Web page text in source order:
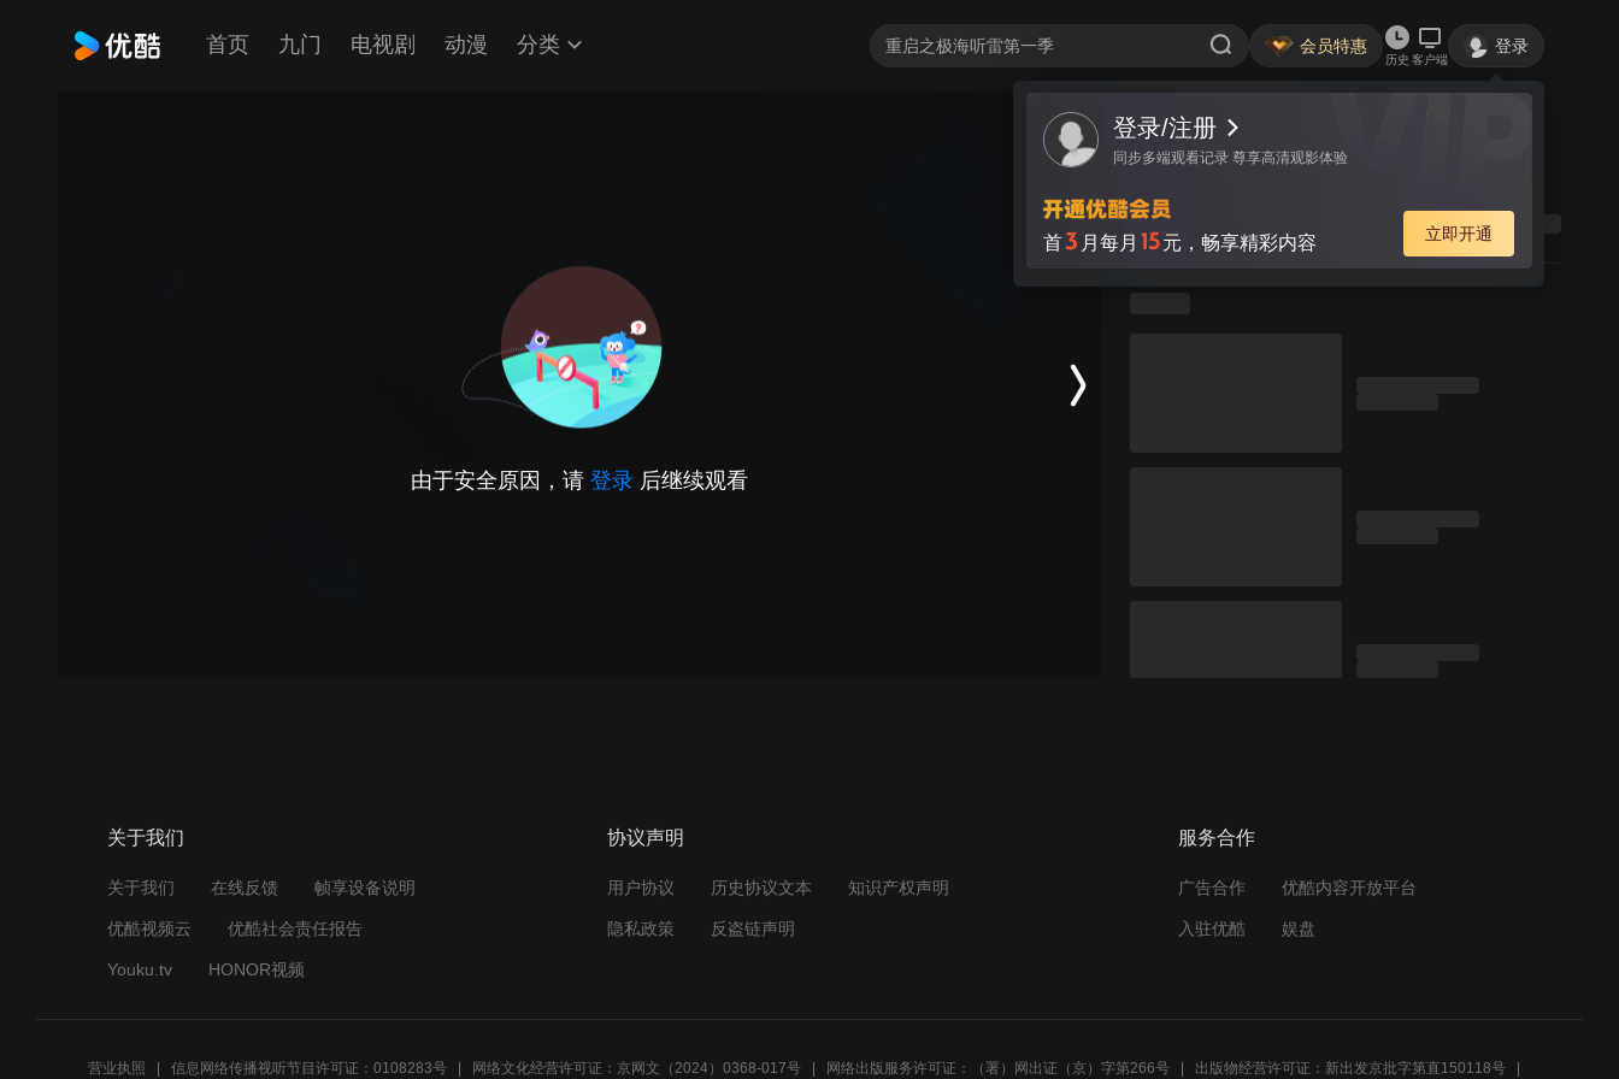
首页 九门 电视剧 动漫 分类 会员特惠
历史 客户端
登录
登录/注册
同步多端观看记录 尊享高清观影体验
首3 月每月 15元，畅享精彩内容 立即开通
由于安全原因，请 登录 后继续观看
关于我们
关于我们 在线反馈 帧享设备说明
优酷视频云 优酷社会责任报告
Youku.tv HONOR视频
协议声明
用户协议 历史协议文本 知识产权声明
隐私政策 反盗链声明
服务合作
广告合作 优酷内容开放平台
入驻优酷 娱盘
营业执照 信息网络传播视听节目许可证：0108283号 网络文化经营许可证：京网文（2024）0368-017号 网络出版服务许可证：（署）网出证（京）字第266号 出版物经营许可证：新出发京批字第直150118号